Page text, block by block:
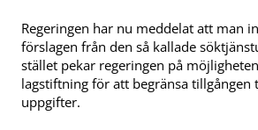
Regeringen har nu meddelat att man
förslagen från den så kallade
stället pekar regeringen på
lagstiftning för att begränsa tillgången
uppgifter.